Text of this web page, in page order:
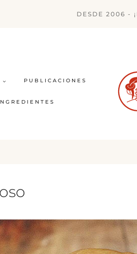
DESDE 2006 -
PUBLICACIONES